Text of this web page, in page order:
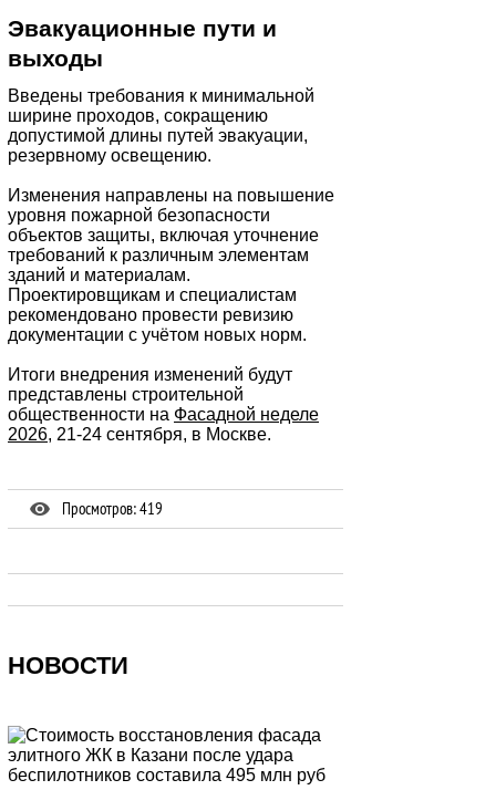
Эвакуационные пути и
выходы
Введены требования к минимальной
ширине проходов, сокращению
допустимой длины путей эвакуации,
резервному освещению.
Изменения направлены на повышение
уровня пожарной безопасности
объектов защиты, включая уточнение
требований к различным элементам
зданий и материалам.
Проектировщикам и специалистам
рекомендовано провести ревизию
документации с учётом новых норм.
Итоги внедрения изменений будут
представлены строительной
общественности на Фасадной неделе
2026, 21-24 сентября, в Москве.
Просмотров: 419
НОВОСТИ